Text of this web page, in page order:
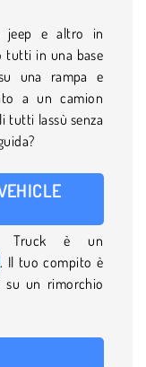
jeep e altro in
tutti in una base
una rampa e
a un camion
tutti lassù senza
Truck è un
. Il tuo compito è
su un rimorchio